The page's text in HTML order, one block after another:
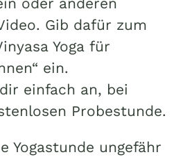
Gib dafür zum
Yoga für
ein.
einfach an, bei
Probestunde.
Yogastunde ungefähr